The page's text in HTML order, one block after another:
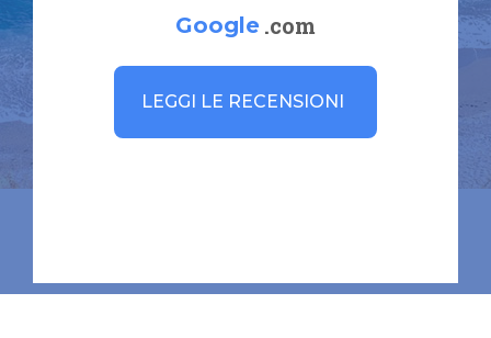
Google .com
LEGGI LE RECENSIONI